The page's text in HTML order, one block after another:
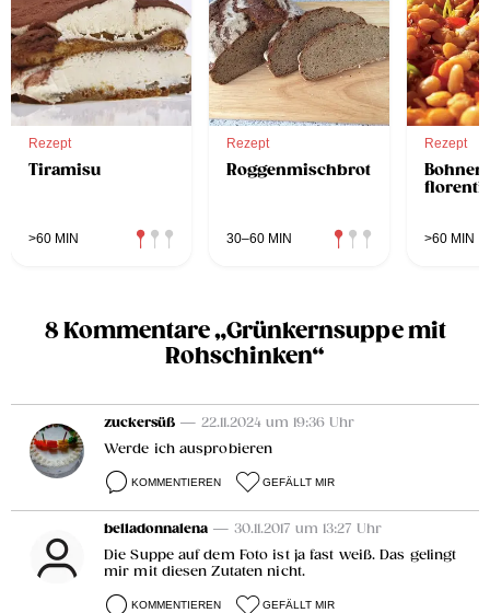
Rezept
Tiramisu
>60 MIN
Rezept
Roggenmischbrot
30–60 MIN
Rezept
Bohnen
>60 MIN
8 Kommentare „Grünkernsuppe mit
Rohschinken“
zuckersüß — 22.11.2024 um 19:36 Uhr
Werde ich ausprobieren
KOMMENTIEREN GEFÄLLT MIR
belladonnalena — 30.11.2017 um 13:27 Uhr
Die Suppe auf dem Foto ist ja fast weiß. Das gelingt
mir mit diesen Zutaten nicht.
KOMMENTIEREN GEFÄLLT MIR